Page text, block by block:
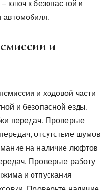
ключ к безопасной и
автомобиля.
и
и ходовой части
и безопасной езды.
передач. Проверьте
отсутствие шумов
на наличие люфтов
Проверьте работу
и отпускания